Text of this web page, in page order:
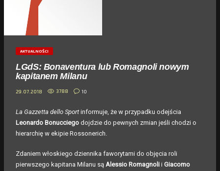
AKTUALNOŚCI
LGdS: Bonaventura lub Romagnoli nowym
kapitanem Milanu
29.07.2018 3788 10
La Gazzetta dello Sport informuje, że w przypadku odejścia
Leonardo Bonucciego dojdzie do pewnych zmian jeśli chodzi o
hierarchię w ekipie Rossonerich.
Zdaniem włoskiego dziennika faworytami do objęcia roli
pierwszego kapitana Milanu są Alessio Romagnoli i Giacomo